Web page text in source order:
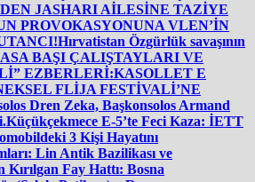
JASHARI AİLESİNE TAZİYE
PROVOKASYONUNA VLEN’İN
Hırvatistan Özgürlük savaşının
BAŞI ÇALIŞTAYLARI VE
EZBERLERİ:KASOLLET E
FLİJA FESTİVALİ’NE
Dren Zeka, Başkonsolos Armand
Küçükçekmece E-5’te Feci Kaza: İETT
3 Kişi Hayatını
Lin Antik Bazilikası ve
Kırılgan Fay Hattı: Bosna